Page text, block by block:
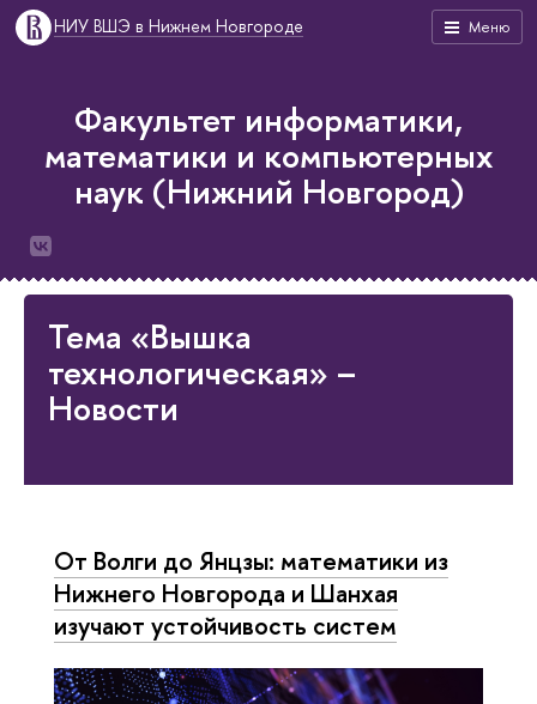
Меню
НИУ ВШЭ в Нижнем Новгороде
Факультет информатики,
математики и компьютерных
наук (Нижний Новгород)
Тема «Вышка
технологическая» –
Новости
От Волги до Янцзы: математики из
Нижнего Новгорода и Шанхая
изучают устойчивость систем